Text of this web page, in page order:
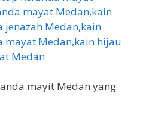
mayit Medan yang